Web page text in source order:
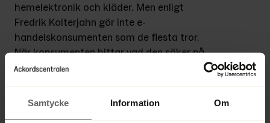
Samtycke Information Om
hemelektronik och kläder. Men enligt
Fredrik Kolterjahn gör inte e-
handelskonsumenten som de flesta tror.
När konsumenten hittar vad den söker på
nätet, så handlar de flesta inte där.
– Det omvända är mycket vanligare. Man
letar upp sina varor på nätet, men sen